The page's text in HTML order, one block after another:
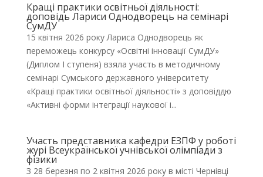
Кращі практики освітньої діяльності:
доповідь Лариси Однодворець на семінарі
СумДУ
15 квітня 2026 року Лариса Однодворець як
переможець конкурсу «Освітні інновації СумДУ»
(Диплом І ступеня) взяла участь в методичному
семінарі Сумського державного університету
«Кращі практики освітньої діяльності» з доповіддю
«Активні форми інтеграції наукової і...
Участь представника кафедри ЕЗПФ у роботі
журі Всеукраїнської учнівської олімпіади з
фізики
З 28 березня по 2 квітня 2026 року в місті Чернівці